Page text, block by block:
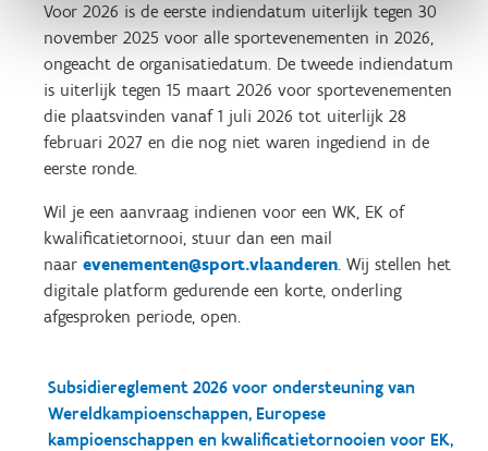
Voor 2026 is de eerste indiendatum uiterlijk tegen 30
november 2025 voor alle sportevenementen in 2026,
ongeacht de organisatiedatum. De tweede indiendatum
is uiterlijk tegen 15 maart 2026 voor sportevenementen
die plaatsvinden vanaf 1 juli 2026 tot uiterlijk 28
februari 2027 en die nog niet waren ingediend in de
eerste ronde.
Wil je een aanvraag indienen voor een WK, EK of
kwalificatietornooi, stuur dan een mail
naar evenementen@sport.vlaanderen. Wij stellen het
digitale platform gedurende een korte, onderling
afgesproken periode, open.
Subsidiereglement 2026 voor ondersteuning van
Wereldkampioenschappen, Europese
kampioenschappen en kwalificatietornooien voor EK,